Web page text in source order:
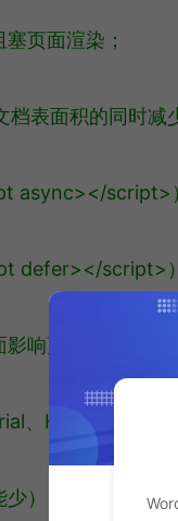
页面渲染；
档表面积的同时减
async></script>
defer></script>
响页面的读取速
、Helvetica等；
少），因此采用